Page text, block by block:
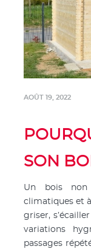
AOÛT 19, 2022
SON
Un bois non
climatiques et
griser,
variations
passages